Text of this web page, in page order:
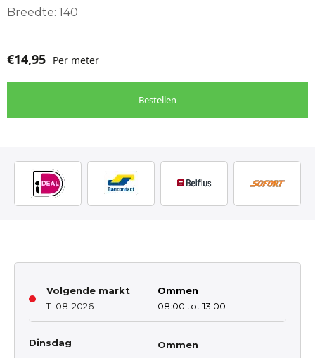
Breedte: 140
€14,95 Per meter
Bestellen
Volgende markt
11-08-2026
Ommen
08:00 tot 13:00
Dinsdag
Ommen